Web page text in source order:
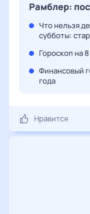
Рамблер:
Что нельзя
субботы:
Гороскоп на
Финансовый
года
Нравится